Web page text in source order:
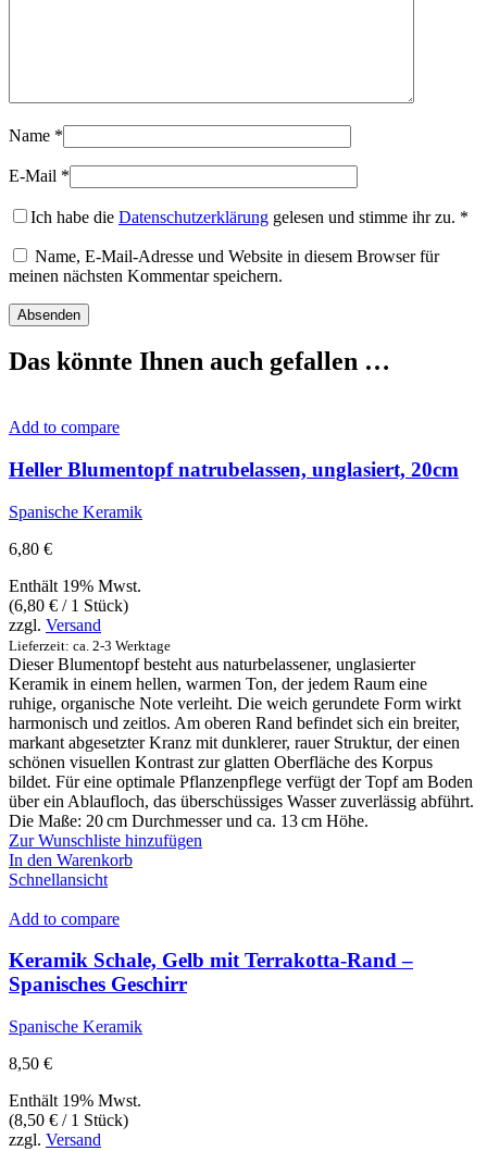
Name *
E-Mail *
Ich habe die Datenschutzerklärung gelesen und stimme ihr zu. *
Name, E-Mail-Adresse und Website in diesem Browser für
meinen nächsten Kommentar speichern.
Das könnte Ihnen auch gefallen …
Add to compare
Heller Blumentopf natrubelassen, unglasiert, 20cm
Spanische Keramik
6,80 €
Enthält 19% Mwst.
(6,80 € / 1 Stück)
zzgl. Versand
Lieferzeit: ca. 2-3 Werktage
Dieser Blumentopf besteht aus naturbelassener, unglasierter
Keramik in einem hellen, warmen Ton, der jedem Raum eine
ruhige, organische Note verleiht. Die weich gerundete Form wirkt
harmonisch und zeitlos. Am oberen Rand befindet sich ein breiter,
markant abgesetzter Kranz mit dunklerer, rauer Struktur, der einen
schönen visuellen Kontrast zur glatten Oberfläche des Korpus
bildet. Für eine optimale Pflanzenpflege verfügt der Topf am Boden
über ein Ablaufloch, das überschüssiges Wasser zuverlässig abführt.
Die Maße: 20 cm Durchmesser und ca. 13 cm Höhe.
Zur Wunschliste hinzufügen
In den Warenkorb
Schnellansicht
Add to compare
Keramik Schale, Gelb mit Terrakotta-Rand –
Spanisches Geschirr
Spanische Keramik
8,50 €
Enthält 19% Mwst.
(8,50 € / 1 Stück)
zzgl. Versand